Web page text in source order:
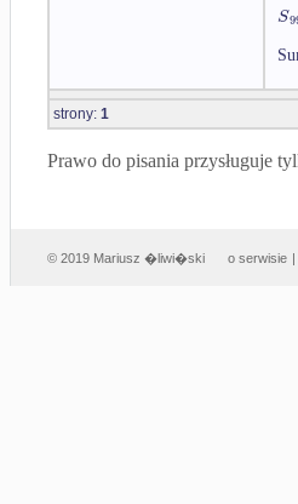
S
strony: 1
Prawo do pisania przysługuje
© 2019 Mariusz �liwi�ski o serwisie |